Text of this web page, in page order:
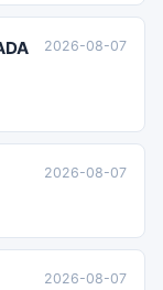
2026-08-07
2026-08-07
2026-08-07